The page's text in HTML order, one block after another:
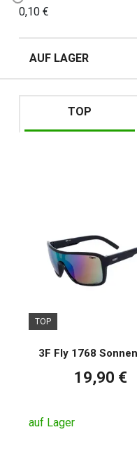
0,10 €
AUF LAGER
TOP
TOP
3F Fly 1768
19,90 €
auf Lager